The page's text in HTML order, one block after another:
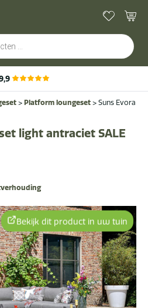
> Platform loungeset > Suns Evora
light antraciet SALE
Bekijk dit product in uw tuin